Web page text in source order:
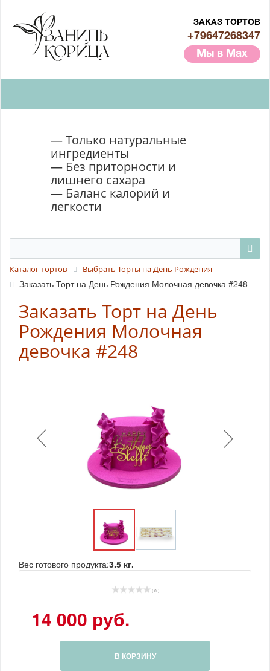
ЗАКАЗ ТОРТОВ
+79647268347
Мы в Max
— Только натуральные
ингредиенты
— Без приторности и
лишнего сахара
— Баланс калорий и
легкости
Каталог тортов Выбрать Торты на День Рождения
Заказать Торт на День Рождения Молочная девочка #248
Заказать Торт на День
Рождения Молочная
девочка #248
Вес готового продукта:3.5 кг.
( 0 )
14 000 руб.
В КОРЗИНУ